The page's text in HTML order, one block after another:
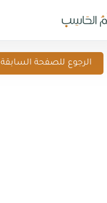
الرجوع للصفحة السابقة